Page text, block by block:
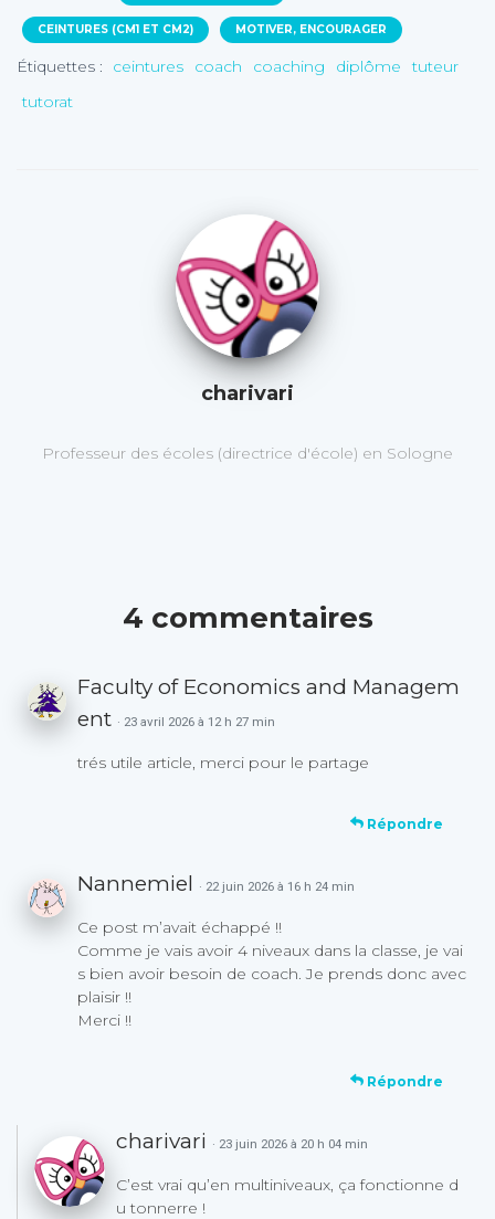
CEINTURES (CM1 ET CM2) MOTIVER, ENCOURAGER
Étiquettes : ceintures coach coaching diplôme
tuteur
tutorat
charivari
Professeur des écoles (directrice d'école) en Sologne
4 commentaires
Faculty of Economics and Managem
ent · 23 avril 2026 à 12 h 27 min
trés utile article, merci pour le partage
Répondre
Nannemiel · 22 juin 2026 à 16 h 24 min
Ce post m’avait échappé !!
Comme je vais avoir 4 niveaux dans la classe, je vai
s bien avoir besoin de coach. Je prends donc avec
plaisir !!
Merci !!
Répondre
charivari · 23 juin 2026 à 20 h 04 min
C’est vrai qu’en multiniveaux, ça fonctionne d
u tonnerre !